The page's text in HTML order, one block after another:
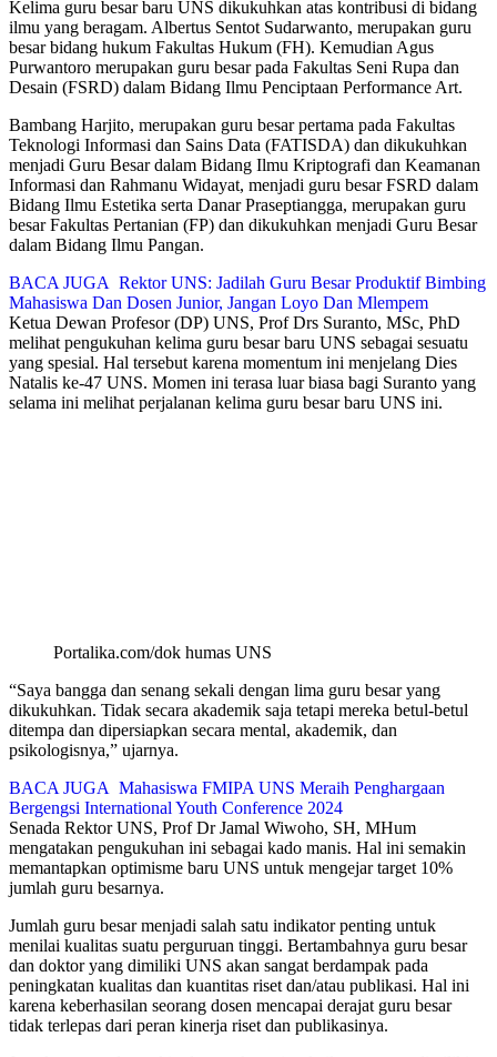
Kelima guru besar baru UNS dikukuhkan atas kontribusi di bidang
ilmu yang beragam. Albertus Sentot Sudarwanto, merupakan guru
besar bidang hukum Fakultas Hukum (FH). Kemudian Agus
Purwantoro merupakan guru besar pada Fakultas Seni Rupa dan
Desain (FSRD) dalam Bidang Ilmu Penciptaan Performance Art.
Bambang Harjito, merupakan guru besar pertama pada Fakultas
Teknologi Informasi dan Sains Data (FATISDA) dan dikukuhkan
menjadi Guru Besar dalam Bidang Ilmu Kriptografi dan Keamanan
Informasi dan Rahmanu Widayat, menjadi guru besar FSRD dalam
Bidang Ilmu Estetika serta Danar Praseptiangga, merupakan guru
besar Fakultas Pertanian (FP) dan dikukuhkan menjadi Guru Besar
dalam Bidang Ilmu Pangan.
BACA JUGA Rektor UNS: Jadilah Guru Besar Produktif Bimbing
Mahasiswa Dan Dosen Junior, Jangan Loyo Dan Mlempem
Ketua Dewan Profesor (DP) UNS, Prof Drs Suranto, MSc, PhD
melihat pengukuhan kelima guru besar baru UNS sebagai sesuatu
yang spesial. Hal tersebut karena momentum ini menjelang Dies
Natalis ke-47 UNS. Momen ini terasa luar biasa bagi Suranto yang
selama ini melihat perjalanan kelima guru besar baru UNS ini.
Portalika.com/dok humas UNS
“Saya bangga dan senang sekali dengan lima guru besar yang
dikukuhkan. Tidak secara akademik saja tetapi mereka betul-betul
ditempa dan dipersiapkan secara mental, akademik, dan
psikologisnya,” ujarnya.
BACA JUGA Mahasiswa FMIPA UNS Meraih Penghargaan
Bergengsi International Youth Conference 2024
Senada Rektor UNS, Prof Dr Jamal Wiwoho, SH, MHum
mengatakan pengukuhan ini sebagai kado manis. Hal ini semakin
memantapkan optimisme baru UNS untuk mengejar target 10%
jumlah guru besarnya.
Jumlah guru besar menjadi salah satu indikator penting untuk
menilai kualitas suatu perguruan tinggi. Bertambahnya guru besar
dan doktor yang dimiliki UNS akan sangat berdampak pada
peningkatan kualitas dan kuantitas riset dan/atau publikasi. Hal ini
karena keberhasilan seorang dosen mencapai derajat guru besar
tidak terlepas dari peran kinerja riset dan publikasinya.